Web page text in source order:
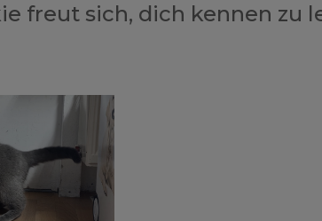
freut sich, dich kennen zu